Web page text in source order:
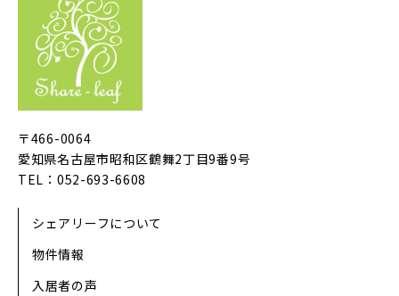
〒466-0064
愛知県名古屋市昭和区鶴舞2丁目9番9号
TEL：052-693-6608
シェアリーフについて
物件情報
入居者の声